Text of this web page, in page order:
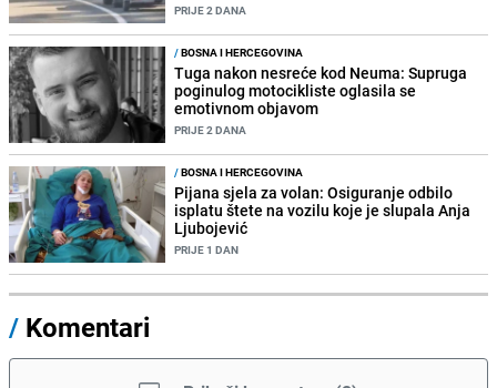
PRIJE 2 DANA
/BOSNA I HERCEGOVINA
Tuga nakon nesreće kod Neuma: Supruga
poginulog motocikliste oglasila se
emotivnom objavom
PRIJE 2 DANA
/BOSNA I HERCEGOVINA
Pijana sjela za volan: Osiguranje odbilo
isplatu štete na vozilu koje je slupala Anja
Ljubojević
PRIJE 1 DAN
/ Komentari